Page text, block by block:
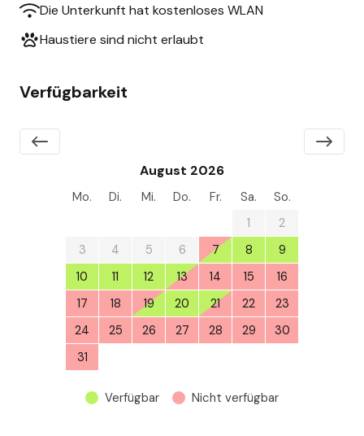
Die Unterkunft hat kostenloses WLAN
Haustiere sind nicht erlaubt
Verfügbarkeit
August 2026
Mo. Di. Mi. Do. Fr. Sa.
So.
1
2
3
4 5 6 7 8
9
10
11 12 13 14 15
16
17
18 19 20 21 22
23
24
25 26 27 28 29
30
31
Verfügbar Nicht verfügbar